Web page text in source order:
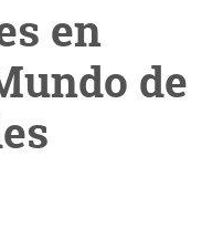
en
de